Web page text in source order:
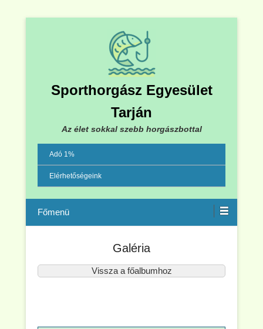
Sporthorgász Egyesület
Tarján
Az élet sokkal szebb horgászbottal
Adó 1%
Elérhetőségeink
Menu
Galéria
Vissza a főalbumhoz